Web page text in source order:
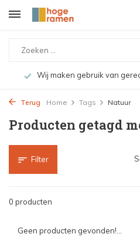
Wij maken gebruik van
Terug Home Tags Natuur
Producten getagd
Filter
0 producten
Geen producten gevonden!...